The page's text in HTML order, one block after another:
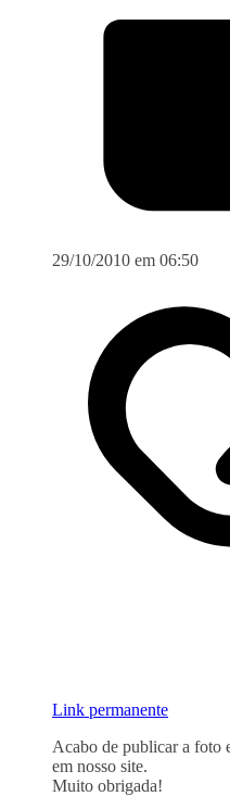
29/10/2010 em 06:50
Link permanente
Acabo de publicar a foto
em nosso site.
Muito obrigada!